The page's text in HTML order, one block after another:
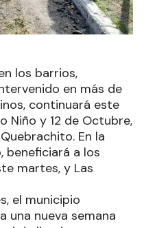
los barrios,
en más de
continuará este
Niño y 12 de Octubre,
En la
beneficiará a los
martes, y Las
el municipio
una nueva semana